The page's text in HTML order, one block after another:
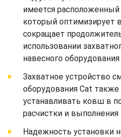
имеется расположенный
который оптимизирует
сокращает
использовании
навесного оборудования
Захватное устройство
оборудования Cat
устанавливать ковш в
расчистки и
Надежность установки